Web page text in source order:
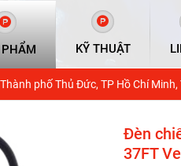
KỸ THUẬT
phố Thủ Đức, TP Hồ Chí Minh,
Đèn
37FT